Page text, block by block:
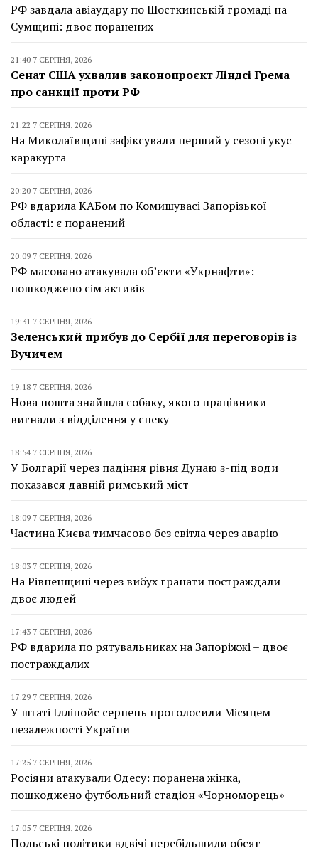
РФ завдала авіаудару по Шосткинській громаді на
Сумщині: двоє поранених
21:40 7 СЕРПНЯ, 2026
Сенат США ухвалив законопроєкт Ліндсі Грема
про санкції проти РФ
21:22 7 СЕРПНЯ, 2026
На Миколаївщині зафіксували перший у сезоні укус
каракурта
20:20 7 СЕРПНЯ, 2026
РФ вдарила КАБом по Комишувасі Запорізької
області: є поранений
20:09 7 СЕРПНЯ, 2026
РФ масовано атакувала об’єкти «Укрнафти»:
пошкоджено сім активів
19:31 7 СЕРПНЯ, 2026
Зеленський прибув до Сербії для переговорів із
Вучичем
19:18 7 СЕРПНЯ, 2026
Нова пошта знайшла собаку, якого працівники
вигнали з відділення у спеку
18:54 7 СЕРПНЯ, 2026
У Болгарії через падіння рівня Дунаю з-під води
показався давній римський міст
18:09 7 СЕРПНЯ, 2026
Частина Києва тимчасово без світла через аварію
18:03 7 СЕРПНЯ, 2026
На Рівненщині через вибух гранати постраждали
двоє людей
17:43 7 СЕРПНЯ, 2026
РФ вдарила по рятувальниках на Запоріжжі – двоє
постраждалих
17:29 7 СЕРПНЯ, 2026
У штаті Іллінойс серпень проголосили Місяцем
незалежності України
17:25 7 СЕРПНЯ, 2026
Росіяни атакували Одесу: поранена жінка,
пошкоджено футбольний стадіон «Чорноморець»
17:05 7 СЕРПНЯ, 2026
Польські політики вдвічі перебільшили обсяг